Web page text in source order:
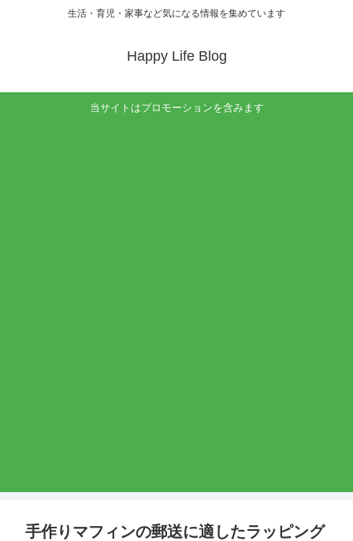
生活・育児・家事など気になる情報を集めています
Happy Life Blog
当サイトはプロモーションを含みます
手作りマフィンの郵送に適したラッピング